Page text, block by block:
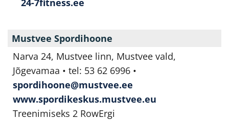
24-7fitness.ee
Mustvee Spordihoone
Narva 24, Mustvee linn, Mustvee vald,
Jõgevamaa • tel: 53 62 6996 •
spordihoone@mustvee.ee
www.spordikeskus.mustvee.eu
Treenimiseks 2 RowErgi